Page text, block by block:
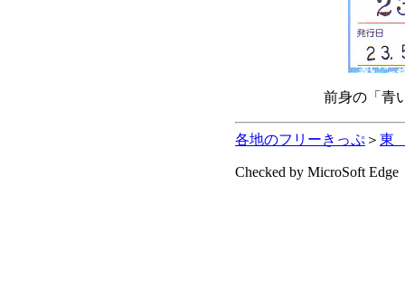
前身の「青
各地のフリーきっぷ ＞ 東
Checked by MicroSoft Edge